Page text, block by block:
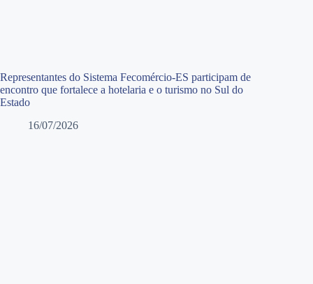
Representantes do Sistema Fecomércio-ES participam de
encontro que fortalece a hotelaria e o turismo no Sul do
Estado
16/07/2026